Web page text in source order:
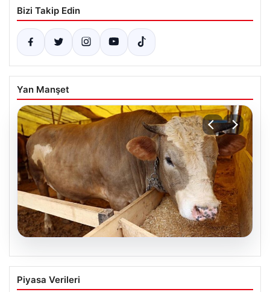
Bizi Takip Edin
Yan Manşet
05.08.2026
Kurbanlık fiyatları il il sorgulama ekranı
2026: Büyükbaş ve küçükbaş canlı kilo
Piyasa Verileri